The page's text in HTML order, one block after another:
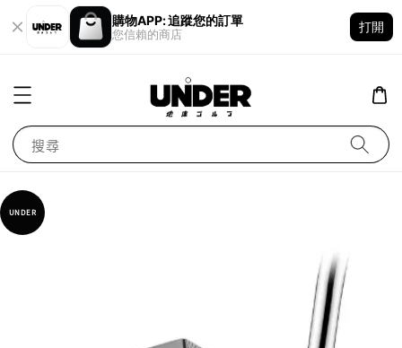
購物APP: 追蹤您的訂單
您信賴的商店
打開
搜尋
UNDER